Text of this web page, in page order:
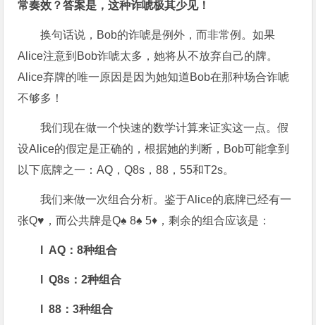
常奏效？答案是，这种诈唬极其少见！
换句话说，Bob的诈唬是例外，而非常例。如果
Alice注意到Bob诈唬太多，她将从不放弃自己的牌。
Alice弃牌的唯一原因是因为她知道Bob在那种场合诈唬
不够多！
我们现在做一个快速的数学计算来证实这一点。假
设Alice的假定是正确的，根据她的判断，Bob可能拿到
以下底牌之一：AQ，Q8s，88，55和T2s。
我们来做一次组合分析。鉴于Alice的底牌已经有一
张Q♥，而公共牌是Q♠ 8♠ 5♦，剩余的组合应该是：
l AQ：8种组合
l Q8s：2种组合
l 88：3种组合